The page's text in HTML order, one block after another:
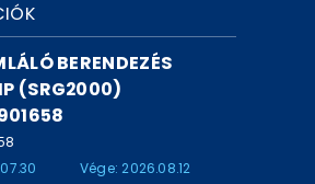
BERENDEZÉS
(SRG2000)
Vége: 2026.08.12